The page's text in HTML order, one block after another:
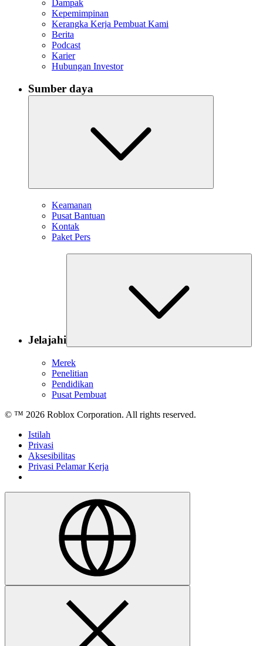
Dampak
Kepemimpinan
Kerangka Kerja Pembuat Kami
Berita
Podcast
Karier
Hubungan Investor
Sumber daya
Keamanan
Pusat Bantuan
Kontak
Paket Pers
Jelajahi
Merek
Penelitian
Pendidikan
Pusat Pembuat
© ™ 2026 Roblox Corporation. All rights reserved.
Istilah
Privasi
Aksesibilitas
Privasi Pelamar Kerja